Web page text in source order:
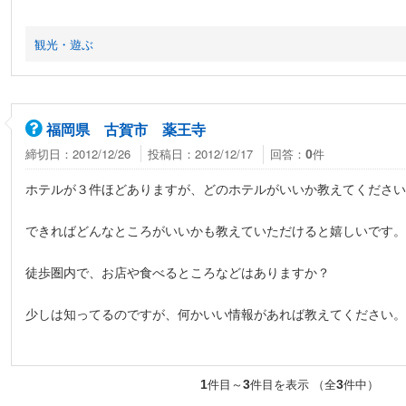
観光・遊ぶ
福岡県 古賀市 薬王寺
締切日：2012/12/26 投稿日：2012/12/17 回答： 0件
ホテルが３件ほどありますが、どのホテルがいいか教えてください
できればどんなところがいいかも教えていただけると嬉しいです。
徒歩圏内で、お店や食べるところなどはありますか？
少しは知ってるのですが、何かいい情報があれば教えてください。
1件目～3件目を表示 （全3件中）